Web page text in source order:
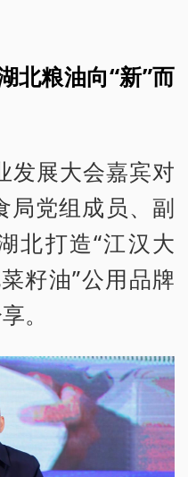
北粮油向“新”而
发展大会嘉宾对
局党组成员、副
北打造“江汉大
籽油”公用品牌
。